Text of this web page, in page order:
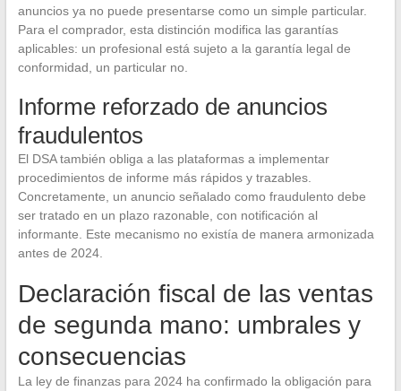
anuncios ya no puede presentarse como un simple particular.
Para el comprador, esta distinción modifica las garantías
aplicables: un profesional está sujeto a la garantía legal de
conformidad, un particular no.
Informe reforzado de anuncios
fraudulentos
El DSA también obliga a las plataformas a implementar
procedimientos de informe más rápidos y trazables.
Concretamente, un anuncio señalado como fraudulento debe
ser tratado en un plazo razonable, con notificación al
informante. Este mecanismo no existía de manera armonizada
antes de 2024.
Declaración fiscal de las ventas
de segunda mano: umbrales y
consecuencias
La ley de finanzas para 2024 ha confirmado la obligación para